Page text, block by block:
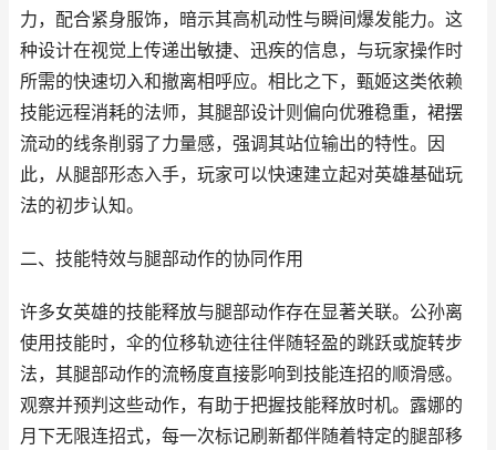
力，配合紧身服饰，暗示其高机动性与瞬间爆发能力。这
种设计在视觉上传递出敏捷、迅疾的信息，与玩家操作时
所需的快速切入和撤离相呼应。相比之下，甄姬这类依赖
技能远程消耗的法师，其腿部设计则偏向优雅稳重，裙摆
流动的线条削弱了力量感，强调其站位输出的特性。因
此，从腿部形态入手，玩家可以快速建立起对英雄基础玩
法的初步认知。
二、技能特效与腿部动作的协同作用
许多女英雄的技能释放与腿部动作存在显著关联。公孙离
使用技能时，伞的位移轨迹往往伴随轻盈的跳跃或旋转步
法，其腿部动作的流畅度直接影响到技能连招的顺滑感。
观察并预判这些动作，有助于把握技能释放时机。露娜的
月下无限连招式，每一次标记刷新都伴随着特定的腿部移